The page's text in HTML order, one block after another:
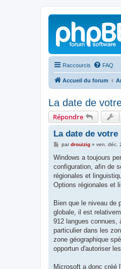
Raccourcis FAQ
Accueil du forum
La date de
Répondre
La date de
M
s
a
g
e
pardrouizig» ven. déc.
Windows a toujours
configuration, afin de
régionales et
Options régionales et
Bien que le niveau de
globale, il est
912 langues connues,
particulier dans les
zone géographique
opportun d'autoriser
Microsoft a donc créé